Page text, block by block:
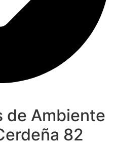
de Ambiente
82